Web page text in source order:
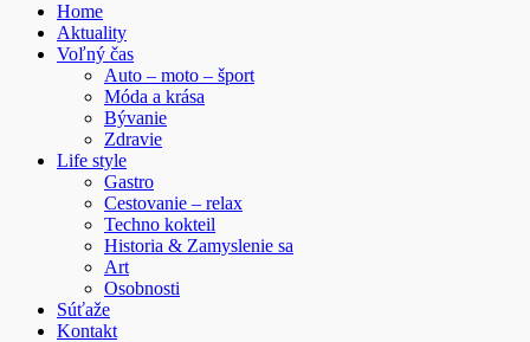
Home
Aktuality
Voľný čas
Auto – moto – šport
Móda a krása
Bývanie
Zdravie
Life style
Gastro
Cestovanie – relax
Techno kokteil
Historia & Zamyslenie sa
Art
Osobnosti
Súťaže
Kontakt